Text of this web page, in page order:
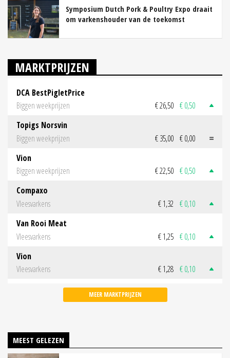
Symposium Dutch Pork & Poultry Expo draait
om varkenshouder van de toekomst
MARKTPRIJZEN
DCA BestPigletPrice
Biggen weekprijzen
€ 26,50 € 0,50
Topigs Norsvin
Biggen weekprijzen
€ 35,00 € 0,00
Vion
Biggen weekprijzen
€ 22,50 € 0,50
Compaxo
Vleesvarkens
€ 1,32 € 0,10
Van Rooi Meat
Vleesvarkens
€ 1,25 € 0,10
Vion
Vleesvarkens
€ 1,28 € 0,10
MEER MARKTPRIJZEN
MEEST GELEZEN